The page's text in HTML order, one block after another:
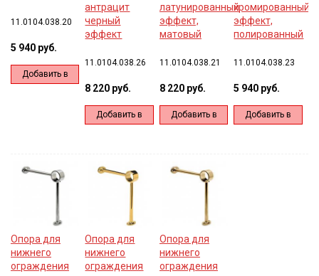
11.0104.038.20
5 940 руб.
Добавить в
антрацит
черный
эффект
11.0104.038.26
8 220 руб.
Добавить в
латунированный
эффект,
матовый
11.0104.038.21
8 220 руб.
Добавить в
хромированный
эффект,
полированный
11.0104.038.23
5 940 руб.
Добавить в
Опора для
нижнего
ограждения
Опора для
нижнего
ограждения
Опора для
нижнего
ограждения